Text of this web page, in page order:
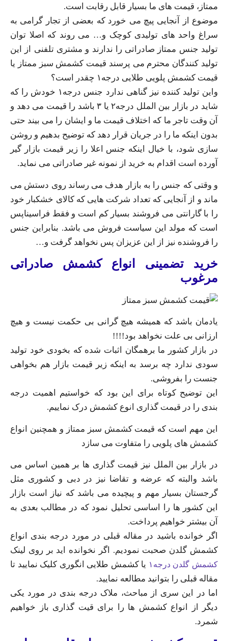
ممتاز، قیمت های ما بسیار قابل رقابت است.
موضوع از آنجایی پیچ می خورد که بعضی از تجار گرامی به
سراغ واحد های تولیدی کوچک و… می روند که اصلا توان
تولید جنس ممتاز صادراتی را ندارند و مشتری تلفنی از این
تولید کنندگان محترم می پرسند قیمت کشمش سبز ممتاز یا
قیمت کشمش پلویی طلایی درجه۱ چقدر است؟
واین تولید کننده نیز گناهی ندارد جنس درجه۱ خودش را که
شاید در بازار بین الملل درجه۲ یا ۳ باشد را قیمت می دهد و
آن وقت تاجر ما که اختلاف قیمت ما و ایشان را می بیند حتی
بدون اینکه ما را در جریان قرار دهد که توضیح بدهیم و روشن
سازی شود، با خیال اینکه جنس اعلا را زیر قیمت بازار گیر
آورده است اقدام به خرید از نمونه غیر صادراتی می نماید.
و وقتی که جنس را به بازار هدف می رساند روی دستش می
ماند و از آنجایی که تعداد شرکت هایی که کالای خشکبار خود
را با گارانتی می فروشند بسیار کم است و فقط فراسیناپس
است که مولد این سیاست فروش می باشد. بنابراین جنس
را فروشنده نیز از این عزیزان پس نخواهد گرفت و…
خرید تضمینی انواع کشمش صادراتی
مرغوب
یادمان باشد که همیشه هیچ گرانی بی حکمت نیست و هیچ
ارزانی بی علت نخواهد بود!!!!
در بازار کشور ما برهمگان اثبات شده که بخودی خود تولید
سودی ندارد چه برسد به اینکه زیر قیمت بازار هم بخواهی
جنست را بفروشی.
این توضیح کوتاه برای این بود که خواستیم اهمیت درجه
بندی را در قیمت گذاری انوع کشمش درک نماییم.
این مهم است که قیمت کشمش سبز ممتاز و همچنین انواع
کشمش های پلویی را متفاوت می سازد
در بازار بین الملل نیز قیمت گذاری ها بر همین اساس می
باشد والبته که عرضه و تقاضا نیز در دبی و کشوری مثل
گرجستان بسیار مهم و پیچیده می باشد که نیاز است بازار
این کشور ها را اساسی تحلیل نمود که در مطالب بعدی به
آن بیشتر خواهیم پرداخت.
اگر خوانده باشید در مقاله قبلی در مورد درجه بندی انواع
کشمش گلدن صحبت نمودیم. اگر نخوانده اید بر روی لینک
کشمش گلدن درجه۱
یا کشمش طلایی انگوری کلیک نمایید تا
مقاله قبلی را بتوانید مطالعه نمایید.
اما در این سری از مباحث، ملاک درجه بندی در مورد یکی
دیگر از انواع کشمش ها را برای قیت گذاری باز خواهیم
شمرد.